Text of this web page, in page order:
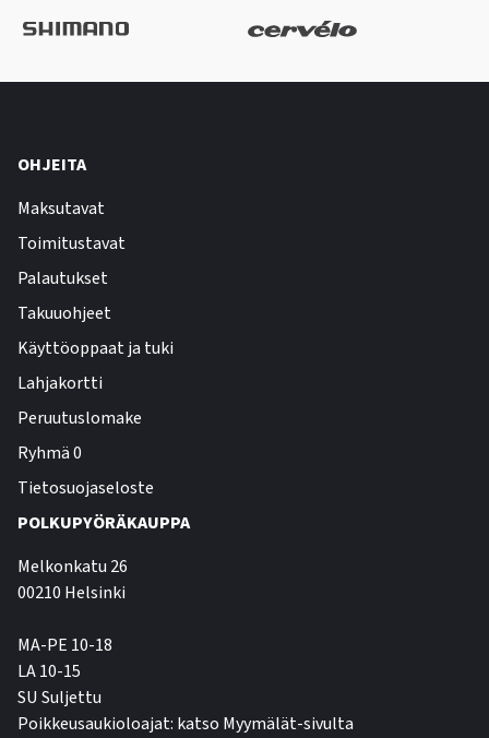
OHJEITA
Maksutavat
Toimitustavat
Palautukset
Takuuohjeet
Käyttöoppaat ja tuki
Lahjakortti
Peruutuslomake
Ryhmä 0
Tietosuojaseloste
POLKUPYÖRÄKAUPPA
Melkonkatu 26
00210 Helsinki
MA-PE 10-18
LA 10-15
SU Suljettu
Poikkeusaukioloajat: katso Myymälät-sivulta